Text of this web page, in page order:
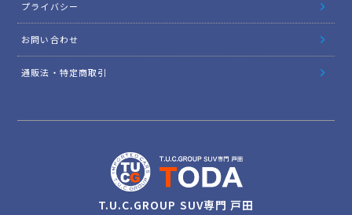
プライバシー
お問い合わせ
通販法・特定商取引
T.U.C.GROUP SUV専門 戸田